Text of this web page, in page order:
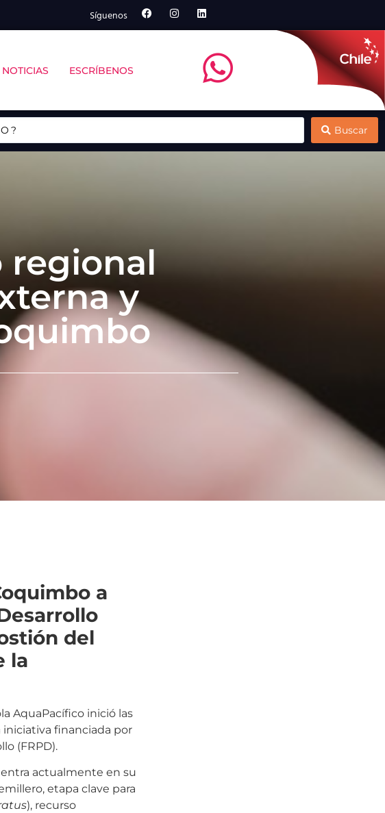
Síguenos
NOTICIAS ESCRÍBENOS
en Puerto Montt debate sobre remoción de carbono marino
Multi X y el Centro de Negocios Sercotec
Buscar
regional
y
a
del
la
AquaPacífico inició las
iniciativa financiada por
(FRPD).
actualmente en su
etapa clave para
), recurso